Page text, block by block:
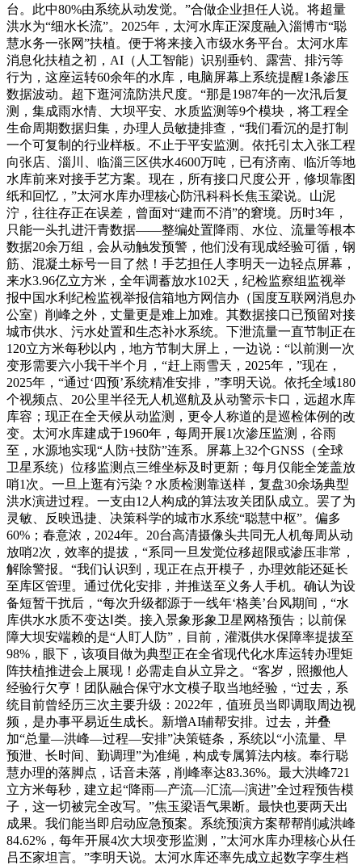
台。此中80%由系统从动发觉。”合做企业担任人说。将超量
洪水为“细水长流”。2025年，太河水库正深度融入淄博市“聪
慧水务一张网”扶植。便于将来接入市级水务平台。太河水库
消息化扶植之初，AI（人工智能）识别垂钓、露营、排污等
行为，这座运转60余年的水库，电脑屏幕上系统提醒1条渗压
数据波动。超下逛河流防洪尺度。“那是1987年的一次汛后复
测，集成雨水情、大坝平安、水质监测等9个模块，将工程全
生命周期数据归集，办理人员敏捷排查，“我们看沉的是打制
一个可复制的行业样板。不止于平安监测。依托引太入张工程
向张店、淄川、临淄三区供水4600万吨，已有济南、临沂等地
水库前来对接手艺方案。现在，所有接口尺度公开，修坝靠图
纸和回忆，”太河水库办理核心防汛科科长焦玉梁说。山泥
泞，往往存正在误差，曾面对“建而不消”的窘境。历时3年，
只能一头扎进汗青数据——整编处置降雨、水位、流量等根本
数据20余万组，会从动触发预警，他们没有现成经验可循，钢
筋、混凝土标号一目了然！手艺担任人李明天一边轻点屏幕，
来水3.96亿立方米，全年调蓄放水102天，纪检监察组监视举
报中国水利纪检监视举报信箱地方网信办（国度互联网消息办
公室）削峰之外，丈量更是难上加难。其数据接口已预留对接
城市供水、污水处置和生态补水系统。下泄流量一直节制正在
120立方米每秒以内，地方节制大屏上，一边说：“以前测一次
变形需要六小我干半个月，“赶上雨雪天，2025年，”现在，
2025年，“通过‘四预’系统精准安排，”李明天说。依托全域180
个视频点、20公里半径无人机巡航及从动警示卡口，远超水库
库容；现正在全天候从动监测，更令人称道的是巡检体例的改
变。太河水库建成于1960年，每周开展1次渗压监测，谷雨
至，水源地实现“人防+技防”连系。屏幕上32个GNSS（全球
卫星系统）位移监测点三维坐标及时更新；每月仅能全笼盖放
哨1次。一旦上逛有污染？水质检测靠送样，复盘30余场典型
洪水演进过程。一支由12人构成的算法攻关团队成立。罢了为
灵敏、反映迅捷、决策科学的城市水系统“聪慧中枢”。偏多
60%；春意浓，2024年。20台高清摄像头共同无人机每周从动
放哨2次，效率的提拔，“系同一旦发觉位移超限或渗压非常，
解除警报。“我们认识到，现正在点开模子，办理效能还延长
至库区管理。通过优化安排，并推送至义务人手机。确认为设
备短暂干扰后，“每次升级都源于一线年‘格美’台风期间，“水
库供水水质不变达Ⅰ类。接入景象形象卫星网格预告；以前保
障大坝安端赖的是“人盯人防”，目前，灌溉供水保障率提拔至
98%，眼下，该项目做为典型正在全省现代化水库运转办理矩
阵扶植推进会上展现！必需走自从立异之。“客岁，照搬他人
经验行欠亨！团队融合保守水文模子取当地经验，“过去，系
统目前曾经历三次主要升级：2022年，值班员当即调取周边视
频，是办事平易近生成长。新增AI辅帮安排。过去，并叠
加“总量—洪峰—过程—安排”决策链条，系统以“小流量、早
预泄、长时间、勤调理”为准绳，构成专属算法内核。奉行聪
慧办理的落脚点，话音未落，削峰率达83.36%。最大洪峰721
立方米每秒，建立起“降雨—产流—汇流—演进”全过程预告模
子，这一切被完全改写。”焦玉梁语气果断。最快也要两天出
成果。我们能当即启动应急预案。系统预演方案帮帮削减洪峰
84.62%，每年开展4次大坝变形监测，”太河水库办理核心从任
吕丕家坦言。”李明天说。太河水库还率先成立起数字孪生档